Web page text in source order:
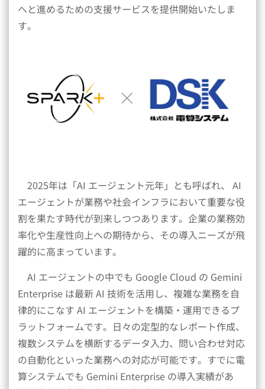
へと進めるための支援サービスを提供開始いたしま
す。
2025年は「AI エージェント元年」とも呼ばれ、 AI
エージェントが業務や社会インフラにおいて重要な役
割を果たす時代が到来しつつあります。企業の業務効
率化や生産性向上への期待から、その導入ニーズが飛
躍的に高まっています。
AI エージェントの中でも Google Cloud の Gemini
Enterprise は最新 AI 技術を活用し、複雑な業務を自
律的にこなす AI エージェントを構築・運用できるプ
ラットフォームです。日々の定型的なレポート作成、
複数システムを横断するデータ入力、問い合わせ対応
の自動化といった業務への対応が可能です。すでに電
算システムでも Gemini Enterprise の導入実績があ